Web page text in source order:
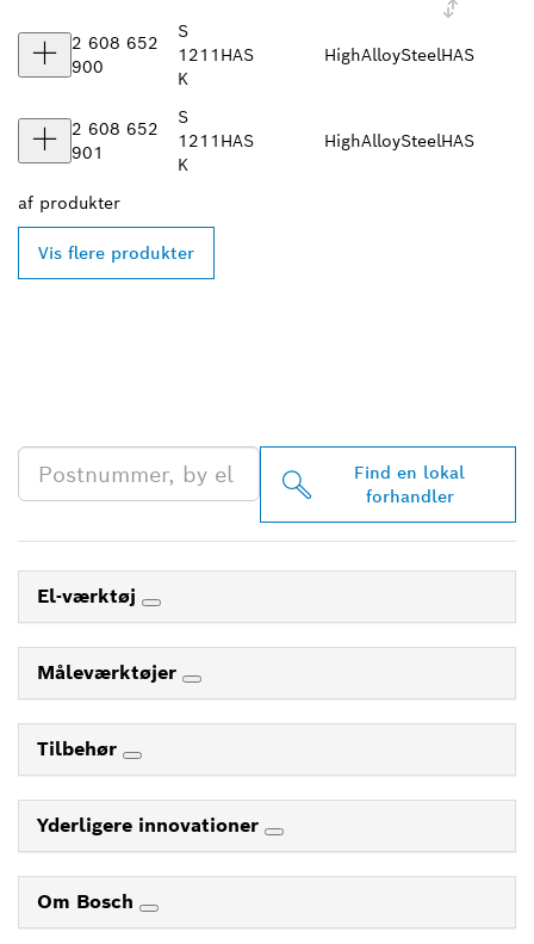
2 608 652
900
S
1211
K
HAS HighAlloySteelHAS
2 608 652
901
S
1211
K
HAS HighAlloySteelHAS
af produkter
Vis flere produkter
Find en lokal
forhandler
El-værktøj
Måleværktøjer
Tilbehør
Yderligere innovationer
Om Bosch